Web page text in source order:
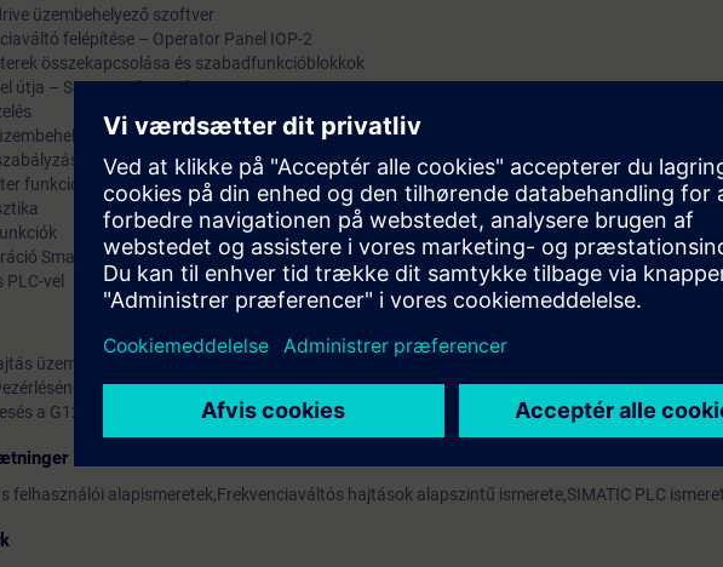
üzembehelyező szoftver
felépítése – Operator Panel IOP-2
összekapcsolása és szabadfunkcióblokkok
útja – Setpoint channel
BOP-2 operátor panellal
módja
funkciói
Smart Access Modullal
PLC-vel
üzembe helyezése
megvalósítása terepi busz nélkül és PLC-ről
a G120 hajtáscsaládon
felhasználói alapismeretek,Frekvenciaváltós hajtások alapszintű ismerete,SIMATIC PLC